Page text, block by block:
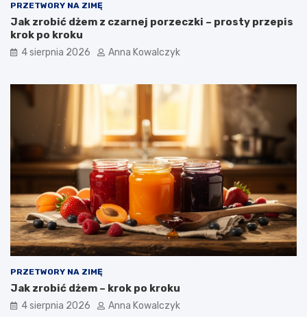
PRZETWORY NA ZIMĘ
Jak zrobić dżem z czarnej porzeczki – prosty przepis
krok po kroku
4 sierpnia 2026 Anna Kowalczyk
PRZETWORY NA ZIMĘ
Jak zrobić dżem – krok po kroku
4 sierpnia 2026 Anna Kowalczyk